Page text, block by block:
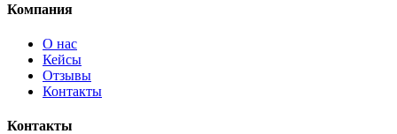
Компания
О нас
Кейсы
Отзывы
Контакты
Контакты